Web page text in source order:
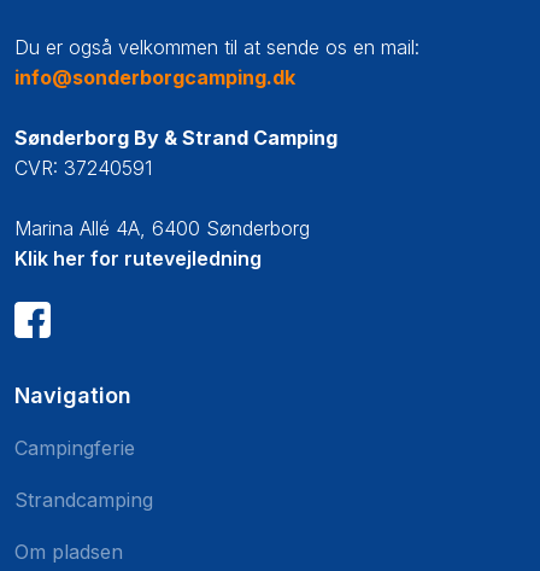
Du er også velkommen til at sende os en mail:
info@sonderborgcamping.dk
Sønderborg By & Strand Camping
CVR: 37240591
Marina Allé 4A, 6400 Sønderborg​
Klik her for rutevejledning
Navigation
Campingferie
Strandcamping
Om pladsen